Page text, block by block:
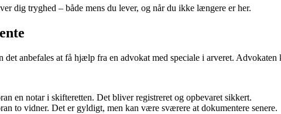
dig tryghed – både mens du lever, og når du ikke længere er her.
det anbefales at få hjælp fra en advokat med speciale i arveret.
en notar i skifteretten. Det bliver registreret og opbevaret sikkert.
to vidner. Det er gyldigt, men kan være sværere at dokumentere senere.